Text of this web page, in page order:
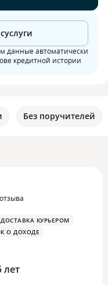
данные автоматически
кредитной истории
Без поручителей
ДОСТАВКА КУРЬЕРОМ
О ДОХОДЕ
лет